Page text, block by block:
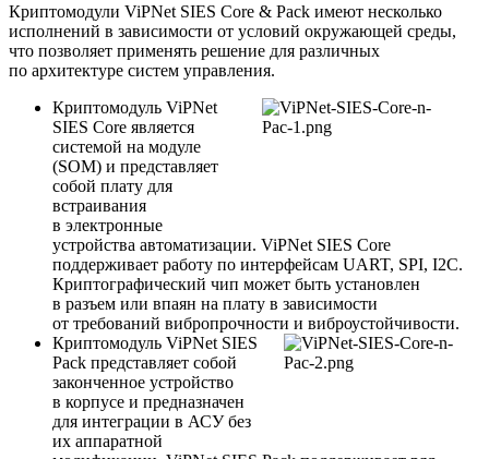
Криптомодули ViPNet SIES Core & Pack имеют несколько
исполнений в зависимости от условий окружающей среды,
что позволяет применять решение для различных
по архитектуре систем управления.
Криптомодуль ViPNet
SIES Core является
системой на модуле
(SOM) и представляет
собой плату для
встраивания
в электронные
устройства автоматизации. ViPNet SIES Core
поддерживает работу по интерфейсам UART, SPI, I2C.
Криптографический чип может быть установлен
в разъем или впаян на плату в зависимости
от требований вибропрочности и виброустойчивости.
Криптомодуль ViPNet SIES
Pack представляет собой
законченное устройство
в корпусе и предназначен
для интеграции в АСУ без
их аппаратной